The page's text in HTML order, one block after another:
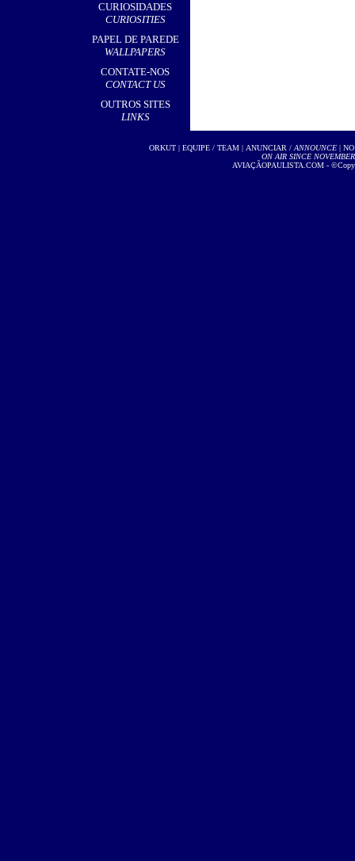
CURIOSIDADES
CURIOSITIES
PAPEL DE PAREDE
WALLPAPERS
CONTATE-NOS
CONTACT US
OUTROS SITES
LINKS
ORKUT| EQUIPE / TEAM| ANUNCIAR / ANNOUNCE| NO
ON AIR SINCE
AVIAÇÃOPAULISTA.COM -